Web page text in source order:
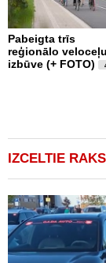
Pabeigta trīs
reģionālo veloceļu
izbūve (+ FOTO)
IZCELTIE